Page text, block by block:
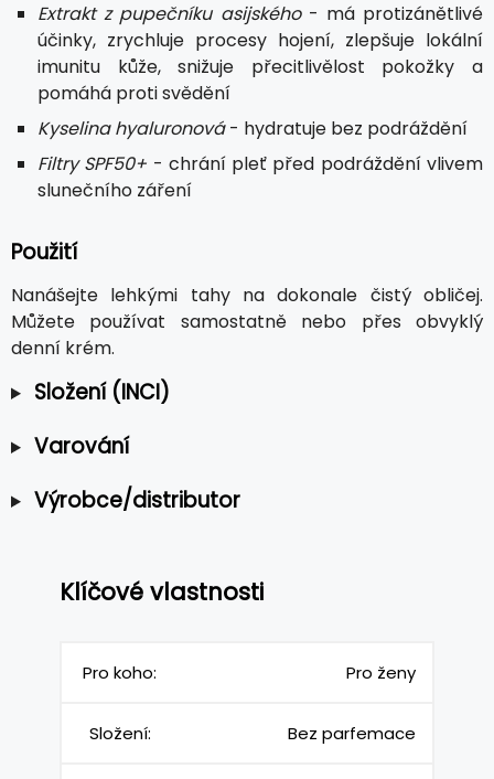
Extrakt z pupečníku asijského- má protizánětlivé
účinky, zrychluje procesy hojení, zlepšuje lokální
imunitu kůže, snižuje přecitlivělost pokožky a
pomáhá proti svědění
Kyselina hyaluronová- hydratuje bez podráždění
Filtry SPF50+ - chrání pleť před podráždění vlivem
slunečního záření
Použití
Nanášejte lehkými tahy na dokonale čistý obličej.
Můžete používat samostatně nebo přes obvyklý
denní krém.
Složení (INCI)
Varování
Výrobce/distributor
Klíčové vlastnosti
Pro koho: Pro ženy
Složení: Bez parfemace